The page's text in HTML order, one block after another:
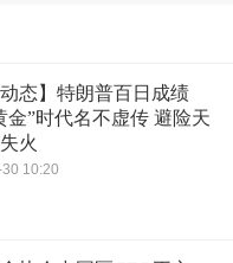
动态】特朗普百日成绩
金”时代名不虚传 避险天
火
10:20